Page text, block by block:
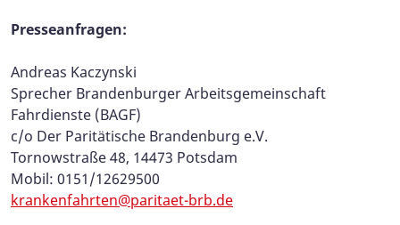
Presseanfragen:
Andreas Kaczynski
Sprecher Brandenburger Arbeitsgemeinschaft
Fahrdienste (BAGF)
c/o Der Paritätische Brandenburg e.V.
Tornowstraße 48, 14473 Potsdam
Mobil: 0151/12629500
krankenfahrten@paritaet-brb.de